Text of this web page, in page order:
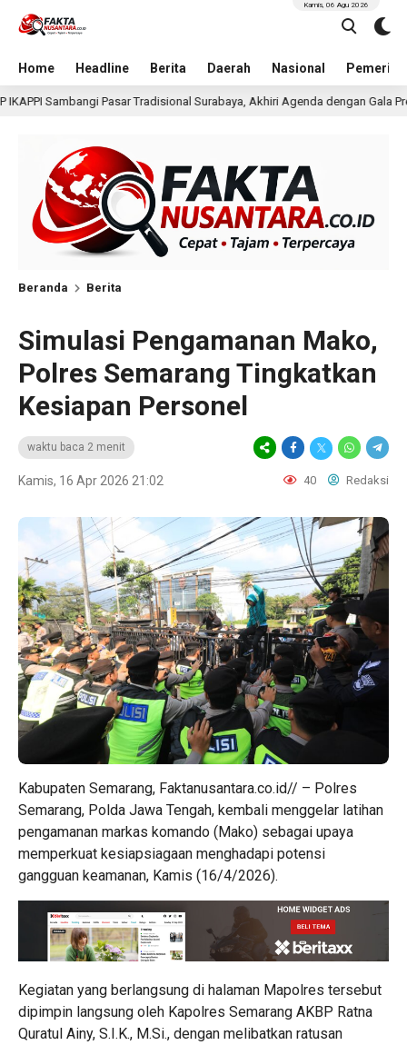
Home Headline Berita Daerah Nasional
Kamis, 06 Agu 2026
Surabaya, Akhiri Agenda dengan Gala Premier Film ISTIMEWA 17
Beranda Berita
Simulasi Pengamanan Mako,
Polres Semarang Tingkatkan
Kesiapan Personel
waktu baca 2 menit
Kamis, 16 Apr 2026 21:02 40 Redaksi
Kabupaten Semarang, Faktanusantara.co.id// – Polres
Semarang, Polda Jawa Tengah, kembali menggelar latihan
pengamanan markas komando (Mako) sebagai upaya
memperkuat kesiapsiagaan menghadapi potensi
gangguan keamanan, Kamis (16/4/2026).
Kegiatan yang berlangsung di halaman Mapolres tersebut
dipimpin langsung oleh Kapolres Semarang AKBP Ratna
Quratul Ainy, S.I.K., M.Si., dengan melibatkan ratusan